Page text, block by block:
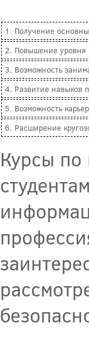
1. Получение
2. Повышение уровня
3. Возможность
4. Развитие навыков
5. Возможность
6. Расширение
Курсы по